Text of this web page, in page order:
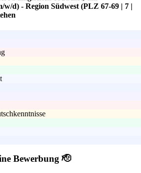
d) - Region Südwest (PLZ 67-69 | 7 |
Bewerbung 🫡